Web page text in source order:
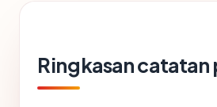
Ringkasan